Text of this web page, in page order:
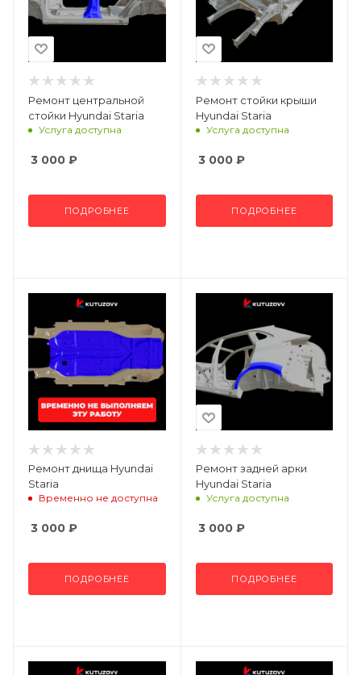
Ремонт центральной
стойки Hyundai Staria
Услуга доступна
3 000 ₽
ПОДРОБНЕЕ
Ремонт стойки крыши
Hyundai Staria
Услуга доступна
3 000₽
ПОДРОБНЕЕ
Ремонт днища Hyundai
Staria
Временно не доступна
3 000 ₽
ПОДРОБНЕЕ
Ремонт задней арки
Hyundai Staria
Услуга доступна
3 000₽
ПОДРОБНЕЕ